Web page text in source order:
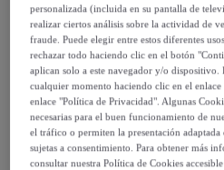
Vendido porCreaciones
Entrega
Entrega desde2,95 €
personalizada (incluida en su pantalla de
realizar ciertos análisis sobre la actividad de
fraude. Puede elegir entre estos diferentes
rechazar todo haciendo clic en el botón
aplican solo a este navegador y/o dispositivo.
cualquier momento haciendo clic en el
enlace "Política de Privacidad". Algunas
necesarias para el buen funcionamiento de
el tráfico o permiten la presentación adaptada
sujetas a consentimiento. Para obtener más
consultar nuestra Política de Cookies accesible